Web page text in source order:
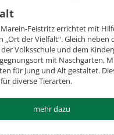
Feistritz errichtet mit
der Vielfalt“. Gleich neben
Volksschule und dem
mit Naschgarten,
für Jung und Alt gestaltet.
diverse Tierarten.
mehr dazu